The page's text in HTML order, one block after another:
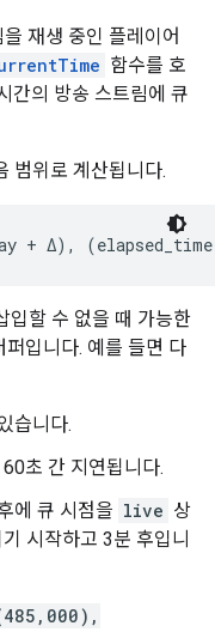
재생 중인 플레이어
함수를 호
간의 방송 스트림에 큐
범위로 계산됩니다.
+ Δ),
입할 수 없을 때 가능한
입니다. 예를 들면 다
습니다.
초 간 지연됩니다.
에 큐 시점을 live 상
시작하고 3분 후입니